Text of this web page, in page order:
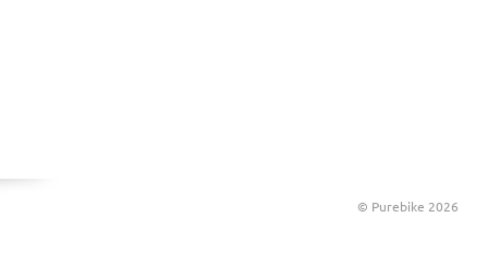
© Purebike 2026